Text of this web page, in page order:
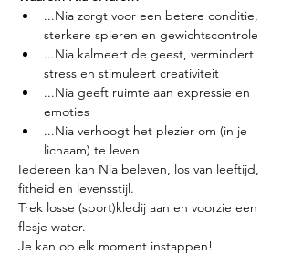
...Nia zorgt voor een betere conditie,
sterkere spieren en gewichtscontrole
...Nia kalmeert de geest, vermindert
stress en stimuleert creativiteit
...Nia geeft ruimte aan expressie en
emoties
...Nia verhoogt het plezier om (in je
lichaam) te leven
Iedereen kan Nia beleven, los van leeftijd,
fitheid en levensstijl.
Trek losse (sport)kledij aan en voorzie een
flesje water.
Je kan op elk moment instappen!